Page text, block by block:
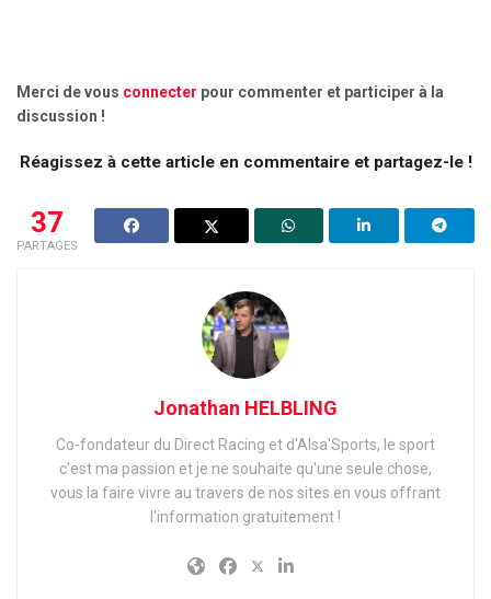
Merci de vous connecter pour commenter et participer à la
discussion !
Réagissez à cette article en commentaire et partagez-le !
37
PARTAGES
Jonathan HELBLING
Co-fondateur du Direct Racing et d'Alsa'Sports, le sport
c'est ma passion et je ne souhaite qu'une seule chose,
vous la faire vivre au travers de nos sites en vous offrant
l'information gratuitement !